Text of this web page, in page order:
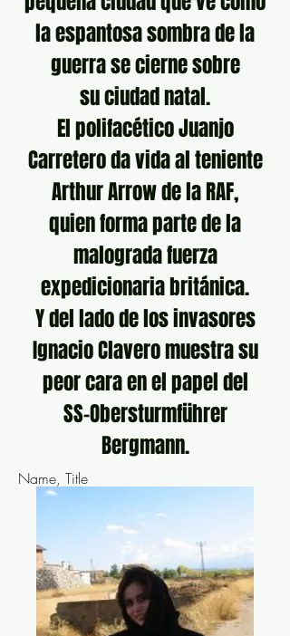
la espantosa sombra de la
guerra se cierne sobre
su ciudad natal.
El polifacético Juanjo
Carretero da vida al teniente
Arthur Arrow de la RAF,
quien forma parte de la
malograda fuerza
expedicionaria británica.
Y del lado de los invasores
Ignacio Clavero muestra su
peor cara en el papel del
SS-Obersturmführer
Bergmann.
Name, Title